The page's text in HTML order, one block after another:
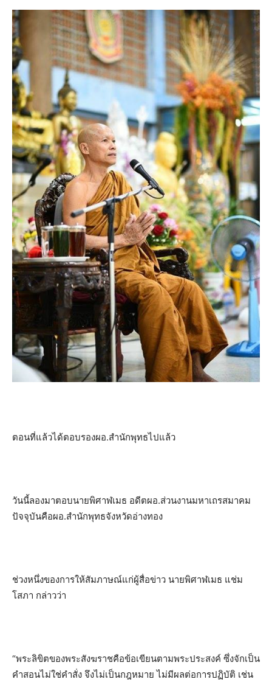
ตอนที่แล้วได้ตอบรองผอ.สำนักพุทธไปแล้ว
วันนี้ลองมาตอบนายพิศาฬเมธ อดีตผอ.ส่วนงานมหาเถรสมาคม
ปัจจุบันคือผอ.สำนักพุทธจังหวัดอ่างทอง
ช่วงหนึ่งของการให้สัมภาษณ์แก่ผู้สื่อข่าว นายพิศาฬเมธ แช่ม
โสภา กล่าวว่า
“พระลิขิตของพระสังฆราชคือข้อเขียนตามพระประสงค์ ซึ่งจักเป็น
คำสอนไม่ใช่คำสั่ง จึงไม่เป็นกฎหมาย ไม่มีผลต่อการปฏิบัติ เช่น